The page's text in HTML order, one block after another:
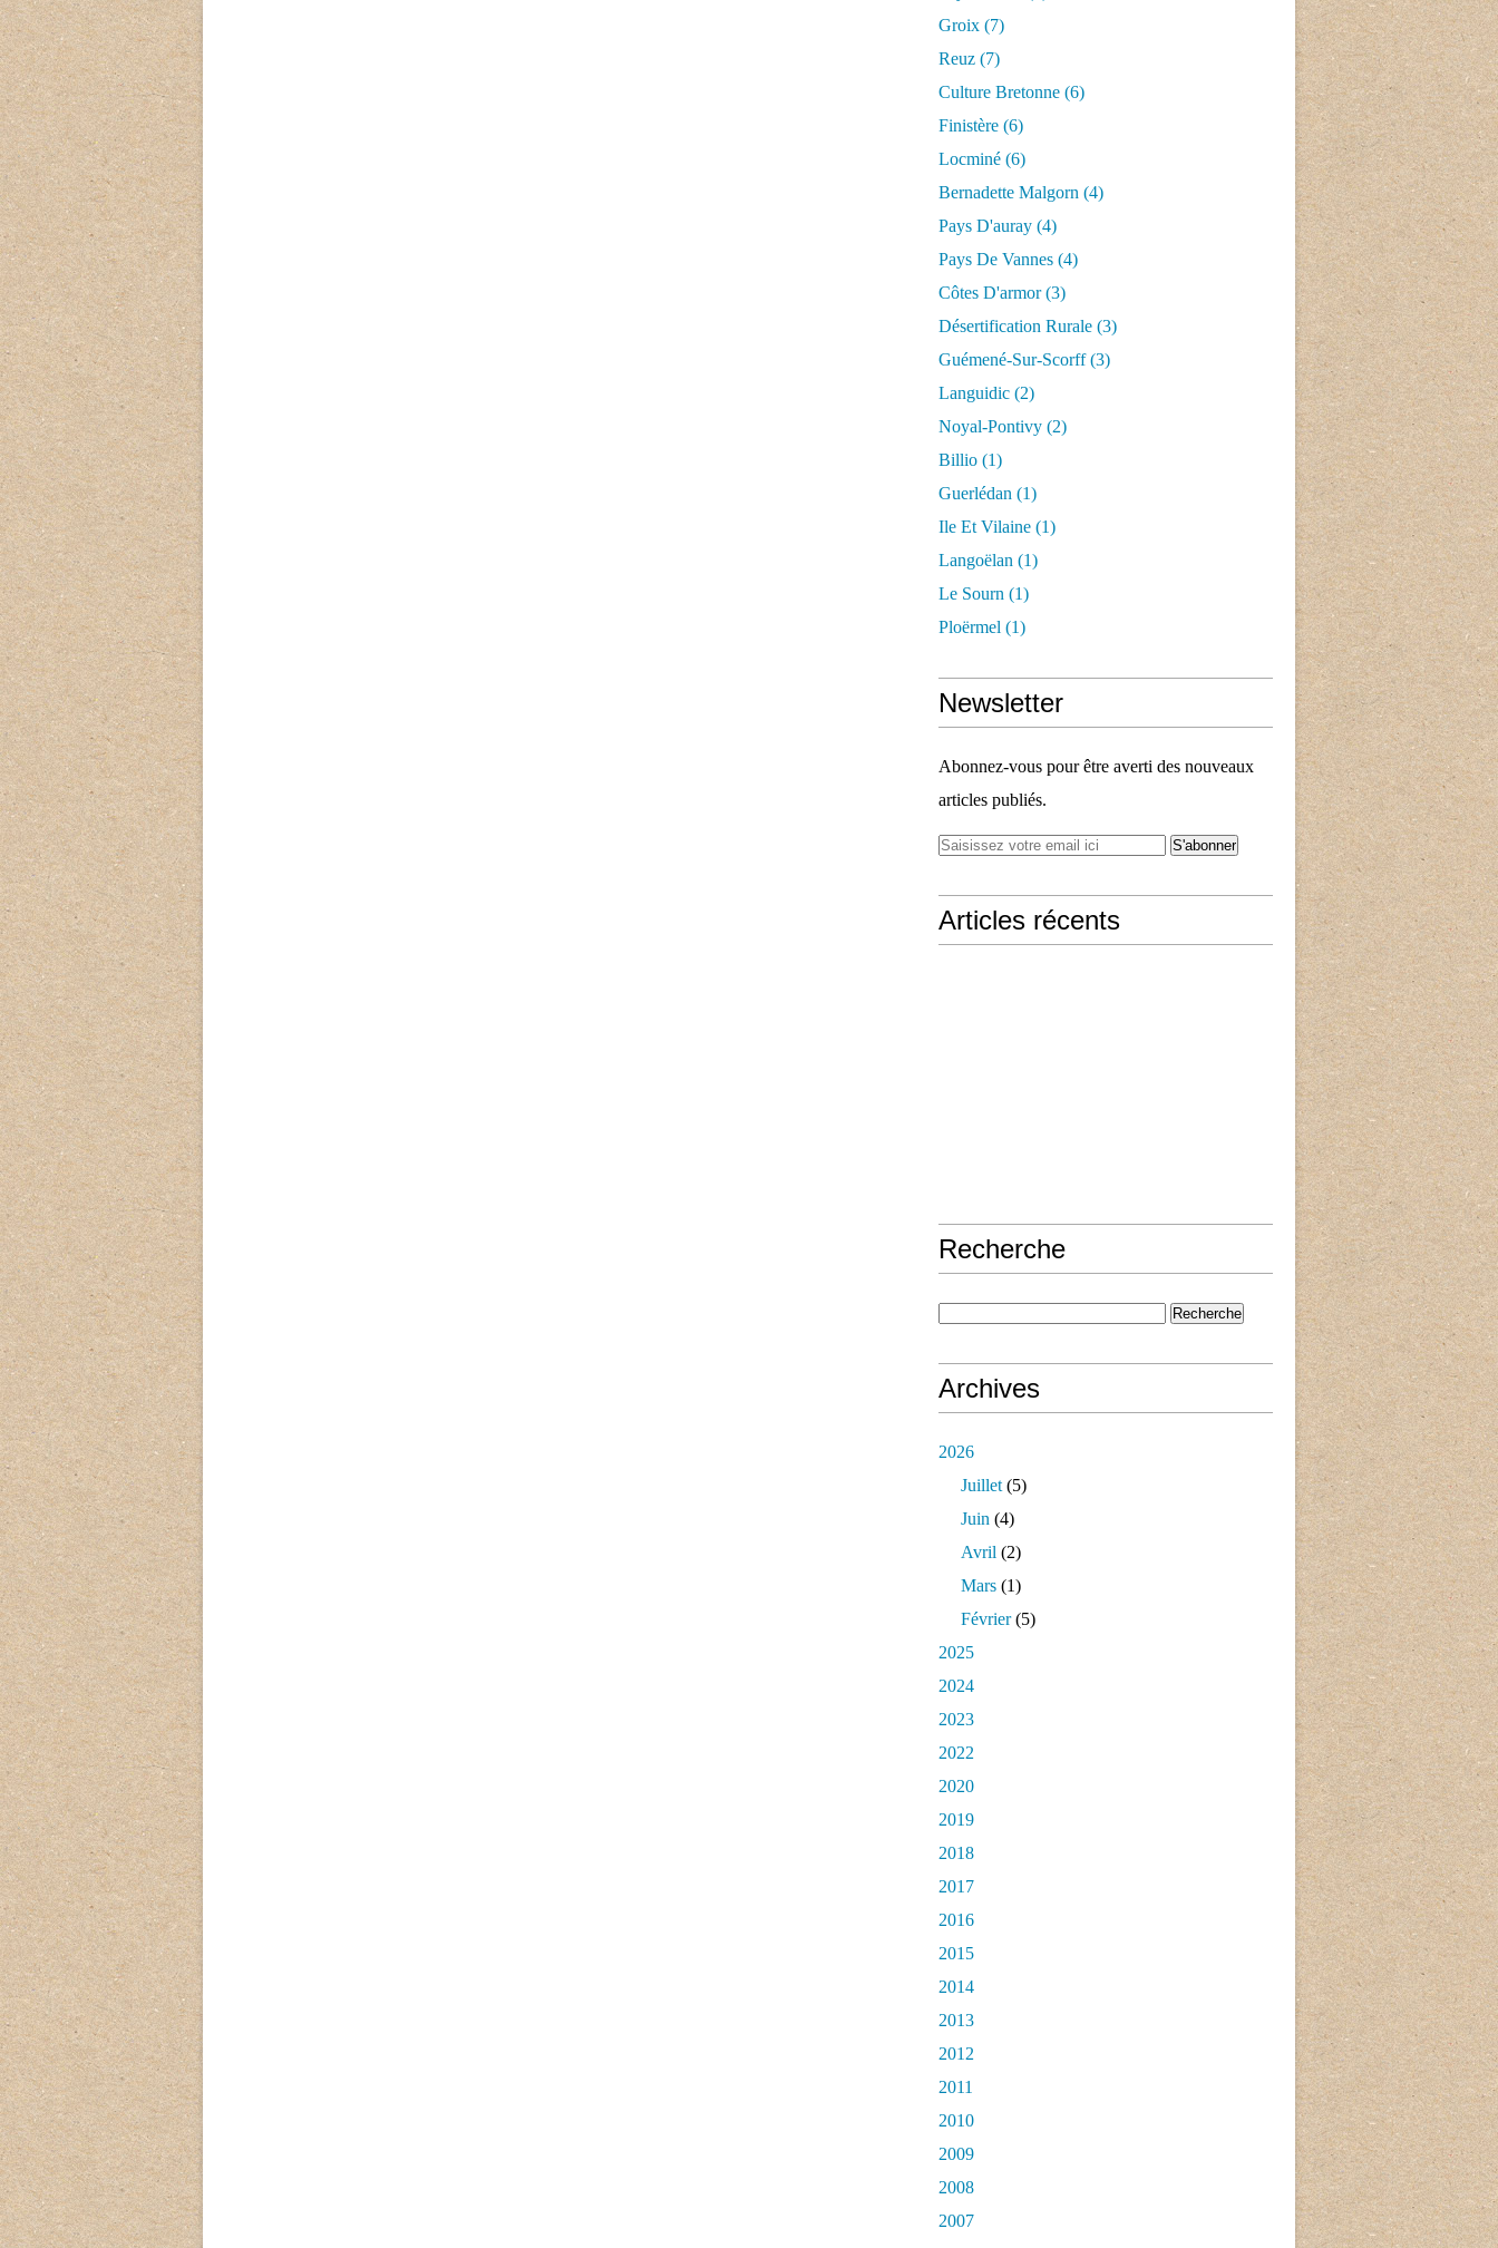
Groix (7)
Reuz (7)
Culture Bretonne (6)
Finistère (6)
Locminé (6)
Bernadette Malgorn (4)
Pays D'auray (4)
Pays De Vannes (4)
Côtes D'armor(3)
Désertification Rurale (3)
Guémené-Sur-Scorff(3)
Languidic (2)
Noyal-Pontivy (2)
Billio (1)
Guerlédan (1)
Ile Et Vilaine (1)
Langoëlan (1)
Le Sourn (1)
Ploërmel (1)
Newsletter
Abonnez-vous pour être averti des nouveaux
articles publiés.
Articles récents
Recherche
Archives
2026
Juillet (5)
Juin (4)
Avril (2)
Mars (1)
Février(5)
2025
2024
2023
2022
2020
2019
2018
2017
2016
2015
2014
2013
2012
2011
2010
2009
2008
2007